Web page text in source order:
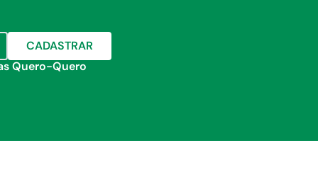
CADASTRAR
Quero-Quero